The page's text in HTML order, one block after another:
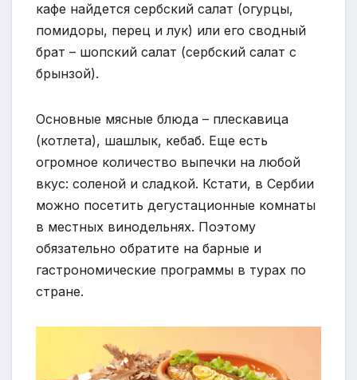
кафе найдется сербский салат (огурцы,
помидоры, перец и лук) или его сводный
брат – шопский салат (сербский салат с
брынзой).
Основные мясные блюда – плескавица
(котлета), шашлык, кебаб. Еще есть
огромное количество выпечки на любой
вкус: соленой и сладкой. Кстати, в Сербии
можно посетить дегустационные комнаты
в местных винодельнях. Поэтому
обязательно обратите на барные и
гастрономические программы в турах по
стране.